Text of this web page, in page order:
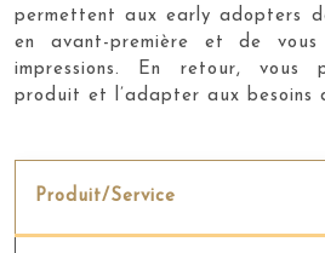
permettent aux early adopters
en avant-première et de
impressions. En retour, vous
produit et l’adapter aux besoins
Produit/Service